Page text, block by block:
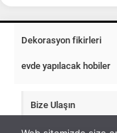
Dekorasyon fikirleri
evde yapılacak hobiler
Bize Ulaşın